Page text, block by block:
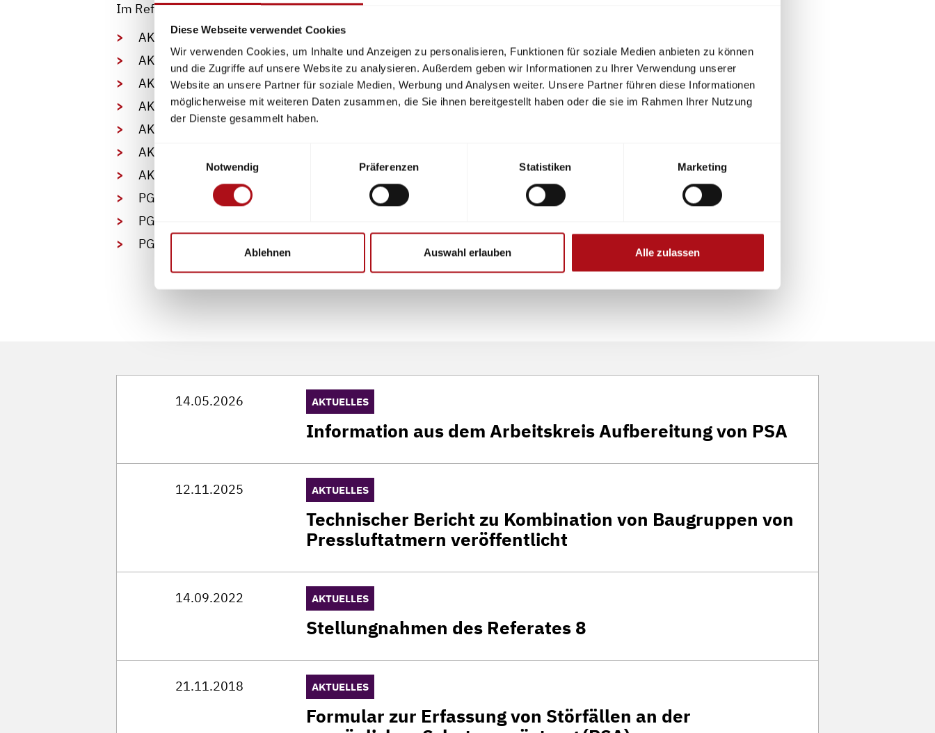
Diese Webseite verwendet Cookies
Wir verwenden Cookies, um Inhalte und Anzeigen zu personalisieren, Funktionen für soziale Medien anbieten zu können
und die Zugriffe auf unsere Website zu analysieren. Außerdem geben wir Informationen zu Ihrer Verwendung unserer
Website an unsere Partner für soziale Medien, Werbung und Analysen weiter. Unsere Partner führen diese Informationen
möglicherweise mit weiteren Daten zusammen, die Sie ihnen bereitgestellt haben oder die sie im Rahmen Ihrer Nutzung
der Dienste gesammelt haben.
Einwilligungsauswahl
Notwendig
Präferenzen Statistiken Marketing
Ablehnen Auswahl erlauben Alle zulassen
Im Referat 8 sind weitere Arbeitskreise enthalten:
AK Atem-und Chemieschutz (ACS)
AK Sicherheits- und Schutzausrüstung (SSA)
AK Wartung und Instandhaltung von PSA
AK Zusatzausrüstung
AK Ausbildung zum Umgang mit PSA
AK Thermische Anforderungen an PSA
AK Prüfstellen und Gebrauchstauglichkeitsprüfungen für PSA
PG PSA für die Waldbrandbekämpfung
PG Dekontamination und Reinigung von PSA
PG Gasdichte Chemikalien-Einwegschutzanzüge
14.05.2026 AKTUELLES
Information aus dem Arbeitskreis Aufbereitung von PSA
12.11.2025 AKTUELLES
Technischer Bericht zu Kombination von Baugruppen von
Pressluftatmern veröffentlicht
14.09.2022 AKTUELLES
Stellungnahmen des Referates 8
21.11.2018 AKTUELLES
Formular zur Erfassung von Störfällen an der